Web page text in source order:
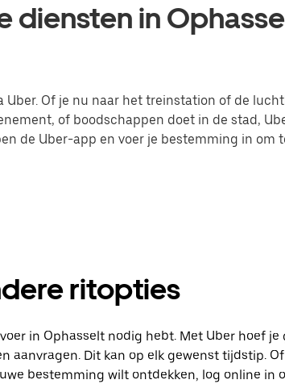
diensten in
Of je nu naar het treinstation of de
of boodschappen doet in de stad,
de Uber-app en voer je bestemming in om
ritopties
in Ophasselt nodig hebt. Met Uber hoef je
aanvragen. Dit kan op elk gewenst tijdstip.
bestemming wilt ontdekken, log online in